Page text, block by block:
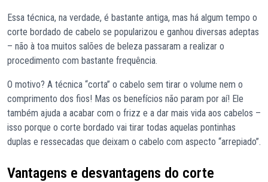
Essa técnica, na verdade, é bastante antiga, mas há algum tempo o
corte bordado de cabelo se popularizou e ganhou diversas adeptas
– não à toa muitos salões de beleza passaram a realizar o
procedimento com bastante frequência.
O motivo? A técnica “corta” o cabelo sem tirar o volume nem o
comprimento dos fios! Mas os benefícios não param por aí! Ele
também ajuda a acabar com o frizz e a dar mais vida aos cabelos –
isso porque o corte bordado vai tirar todas aquelas pontinhas
duplas e ressecadas que deixam o cabelo com aspecto “arrepiado”.
Vantagens e desvantagens do corte